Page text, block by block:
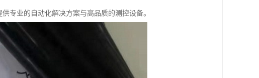
专业的自动化解决方案与高品质的测控设备。